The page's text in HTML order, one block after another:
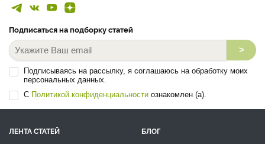
Подписаться на подборку статей
>
Подписываясь на рассылку, я соглашаюсь на обработку моих
персональных данных.
С Политикой конфиденциальности ознакомлен (а).
ЛЕНТА СТАТЕЙ
БЛОГ